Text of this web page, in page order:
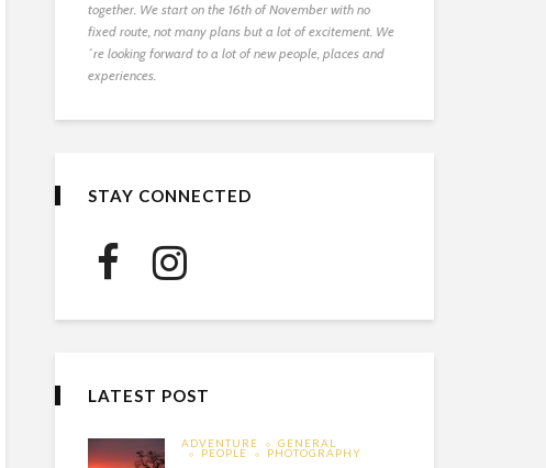
together. We start on the 16th of November with no
fixed route, not many plans but a lot of excitement. We
´re looking forward to a lot of new people, places and
experiences.
STAY CONNECTED
LATEST POST
ADVENTURE GENERAL
PEOPLE PHOTOGRAPHY